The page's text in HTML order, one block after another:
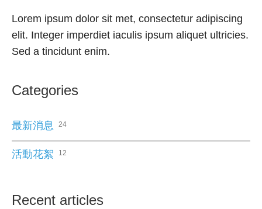
Lorem ipsum dolor sit met, consectetur adipiscing
elit. Integer imperdiet iaculis ipsum aliquet ultricies.
Sed a tincidunt enim.
Categories
最新消息 24
活動花絮 12
Recent articles